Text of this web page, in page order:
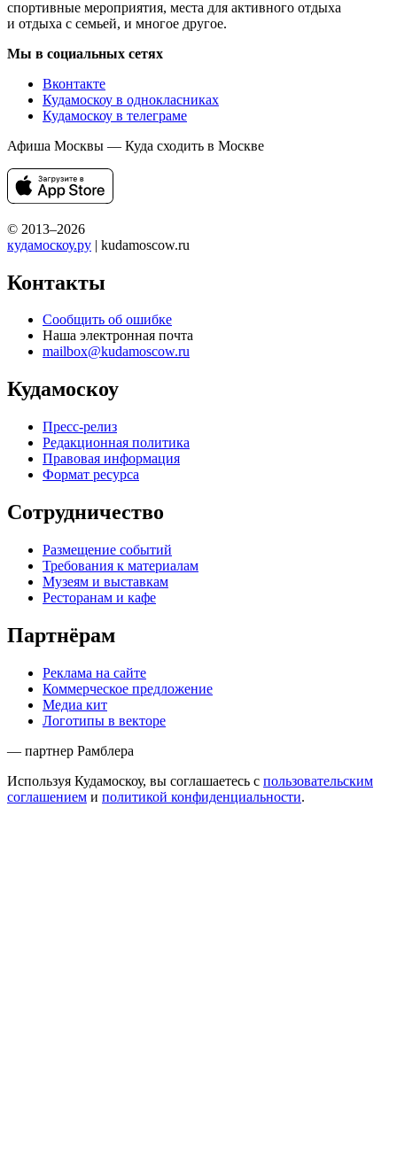
спортивные мероприятия, места для активного отдыха
и отдыха с семьей, и многое другое.
Мы в социальных сетях
Вконтакте
Кудамоскоу в однокласниках
Кудамоскоу в телеграме
Афиша Москвы — Куда сходить в Москве
© 2013–2026
кудамоскоу.ру | kudamoscow.ru
Контакты
Сообщить об ошибке
Наша электронная почта
mailbox@kudamoscow.ru
Кудамоскоу
Пресс-релиз
Редакционная политика
Правовая информация
Формат ресурса
Сотрудничество
Размещение событий
Требования к материалам
Музеям и выставкам
Ресторанам и кафе
Партнёрам
Реклама на сайте
Коммерческое предложение
Медиа кит
Логотипы в векторе
— партнер Рамблера
Используя Кудамоскоу, вы соглашаетесь с пользовательским
соглашением и политикой конфиденциальности.